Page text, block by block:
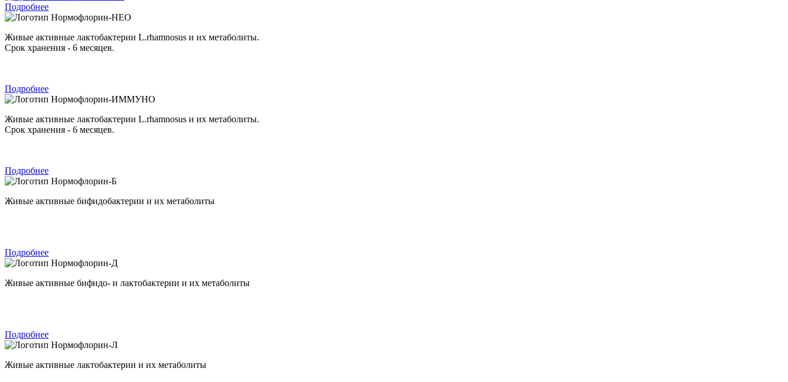
Подробнее
Нормофлорин-НЕО
Живые активные лактобактерии L.rhamnosus и их метаболиты.
Срок хранения - 6 месяцев.
Подробнее
Нормофлорин-ИММУНО
Живые активные лактобактерии L.rhamnosus и их метаболиты.
Срок хранения - 6 месяцев.
Подробнее
Нормофлорин-Б
Живые активные бифидобактерии и их метаболиты
Подробнее
Нормофлорин-Д
Живые активные бифидо- и лактобактерии и их метаболиты
Подробнее
Нормофлорин-Л
Живые активные лактобактерии и их метаболиты